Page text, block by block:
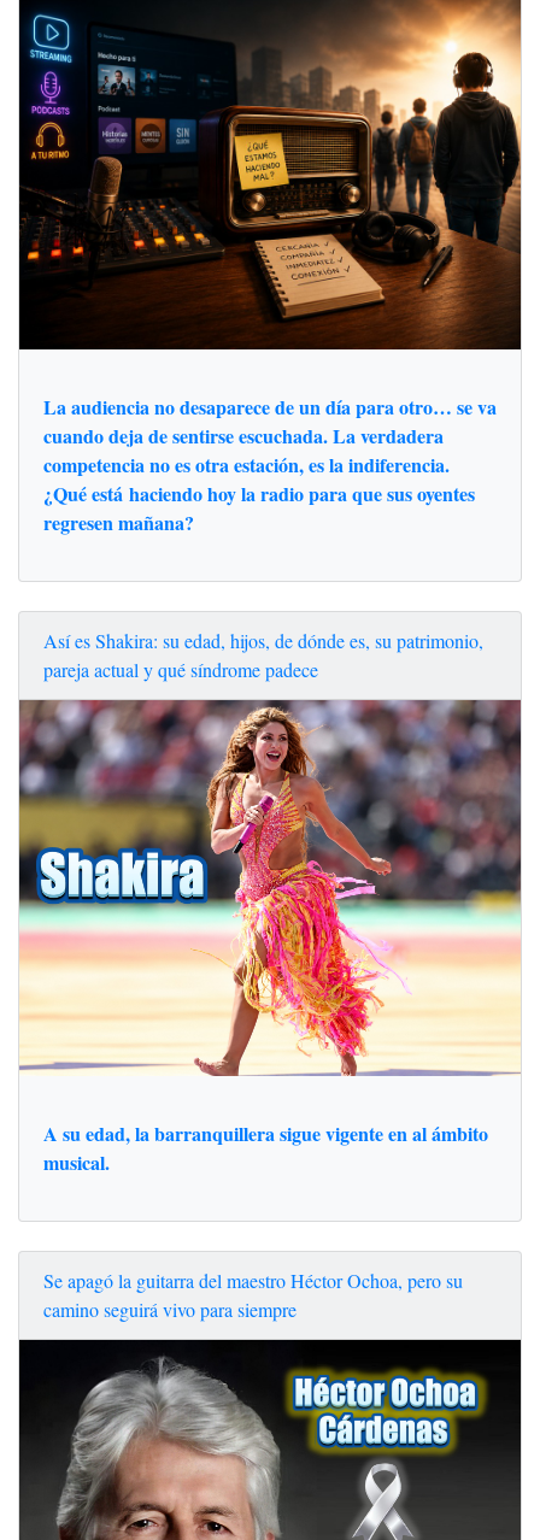
La audiencia no desaparece de un día para otro… se va
cuando deja de sentirse escuchada. La verdadera
competencia no es otra estación, es la indiferencia.
¿Qué está haciendo hoy la radio para que sus oyentes
regresen mañana?
Así es Shakira: su edad, hijos, de dónde es, su patrimonio,
pareja actual y qué síndrome padece
A su edad, la barranquillera sigue vigente en al ámbito
musical.
Se apagó la guitarra del maestro Héctor Ochoa, pero su
camino seguirá vivo para siempre